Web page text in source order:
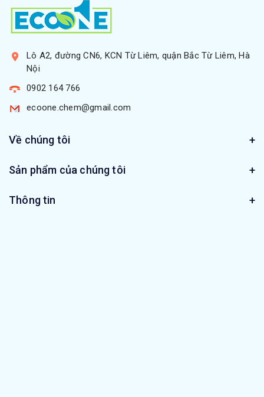
Lô A2, đường CN6, KCN Từ Liêm, quận Bắc Từ Liêm, Hà
Nội
0902 164 766
ecoone.chem@gmail.com
Về chúng tôi
Sản phẩm của chúng tôi
Thông tin